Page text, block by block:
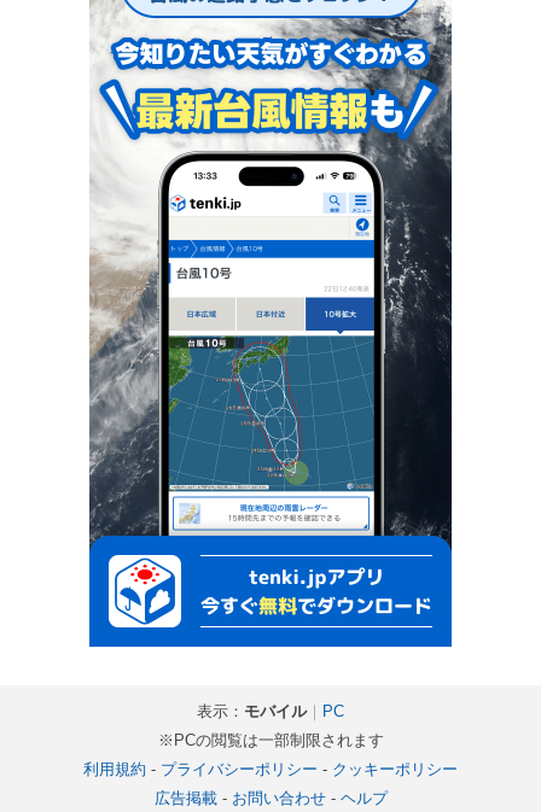
表示： モバイル｜ PC
※PCの閲覧は一部制限されます
利用規約 - プライバシーポリシー - クッキーポリシー
広告掲載- お問い合わせ- ヘルプ